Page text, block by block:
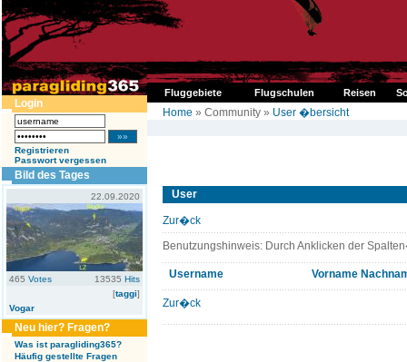
Fluggebiete Flugschulen Reisen
Login
Registrieren
Passwort vergessen
Bild des Tages
22.09.2020
465 Votes 13535 Hits
[taggi]
Vogar
Neu hier? Fragen?
Was ist paragliding365?
Häufig gestellte Fragen
Home » Community » User �bersicht
User
Zur�ck
Benutzungshinweis: Durch Anklicken der
Username Vorname
Zur�ck